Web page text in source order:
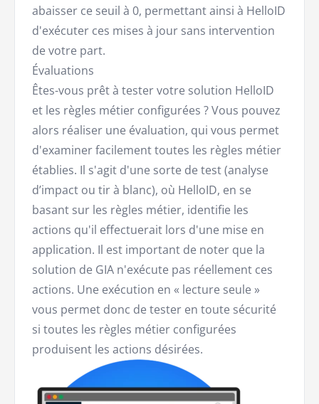
abaisser ce seuil à 0, permettant ainsi à HelloID
d'exécuter ces mises à jour sans intervention
de votre part.
Évaluations
Êtes-vous prêt à tester votre solution HelloID
et les règles métier configurées ? Vous pouvez
alors réaliser une évaluation, qui vous permet
d'examiner facilement toutes les règles métier
établies. Il s'agit d'une sorte de test (analyse
d’impact ou tir à blanc), où HelloID, en se
basant sur les règles métier, identifie les
actions qu'il effectuerait lors d'une mise en
application. Il est important de noter que la
solution de GIA n'exécute pas réellement ces
actions. Une exécution en « lecture seule »
vous permet donc de tester en toute sécurité
si toutes les règles métier configurées
produisent les actions désirées.